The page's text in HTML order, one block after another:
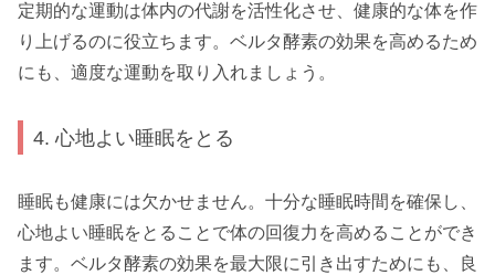
定期的な運動は体内の代謝を活性化させ、健康的な体を作
り上げるのに役立ちます。ベルタ酵素の効果を高めるため
にも、適度な運動を取り入れましょう。
4. 心地よい睡眠をとる
睡眠も健康には欠かせません。十分な睡眠時間を確保し、
心地よい睡眠をとることで体の回復力を高めることができ
ます。ベルタ酵素の効果を最大限に引き出すためにも、良